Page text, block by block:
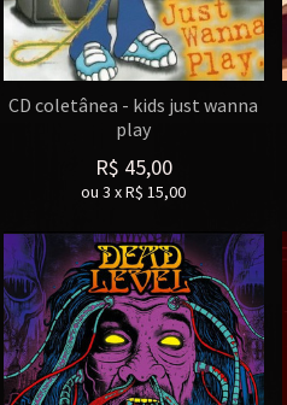
CD coletânea - kids just wanna
play
R$ 45,00
ou 3 xR$ 15,00